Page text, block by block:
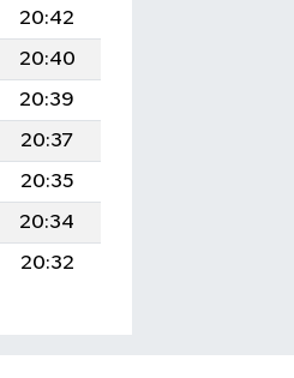
20:42
20:40
20:39
20:37
20:35
20:34
20:32